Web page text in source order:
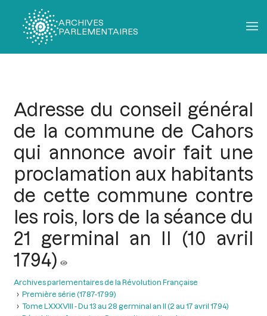
ARCHIVES
PARLEMENTAIRES
Adresse du conseil général
de la commune de Cahors
qui annonce avoir fait une
proclamation aux habitants
de cette commune contre
les rois, lors de la séance du
21 germinal an II (10 avril
1794)
Archives parlementaires de la Révolution Française
Première série (1787-1799)
Tome LXXXVIII - Du 13 au 28 germinal an II (2 au 17 avril 1794)